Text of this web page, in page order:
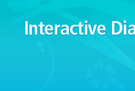
PR 2.0